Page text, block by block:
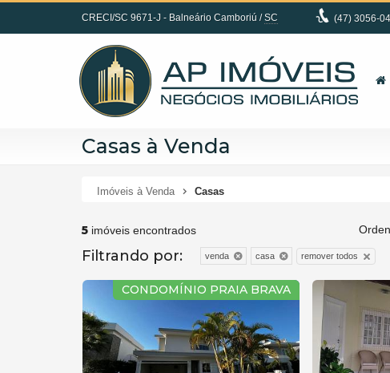
CRECI/SC 9671-J - Balneário Camboriú /SC (47) 3056-
Casas à Venda
Imóveis à Venda Casas
5 imóveis encontrados
Filtrando por: venda casa remover todos
CONDOMÍNIO PRAIA BRAVA